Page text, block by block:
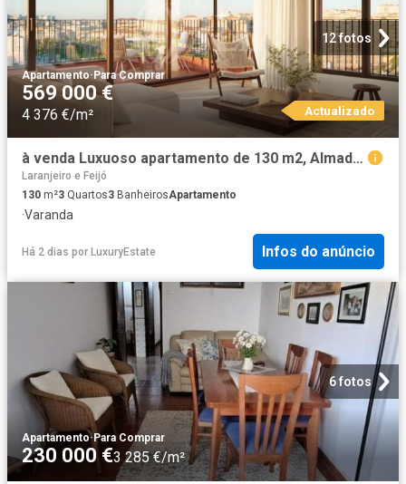
12 fotos
Apartamento·Para Comprar
569 000 €
4 376 €/m² Actualizado
à venda Luxuoso apartamento de 130 m2, Almada, Setúbal
Laranjeiro e Feijó
130 m²3 Quartos3 BanheirosApartamento
·Varanda
Há 2 dias por LuxuryEstate Infos do anúncio
6 fotos
Apartamento· Para Comprar
230 000 €3 285 €/m²